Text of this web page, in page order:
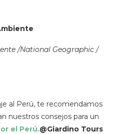
/National Geographic /
al Perú, te recomendamos
nuestros consejos para un
el Perú.@Giardino Tours